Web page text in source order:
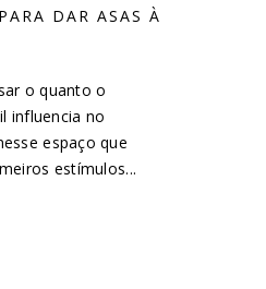
DAR ASAS À
o quanto o
influencia no
espaço que
estímulos...